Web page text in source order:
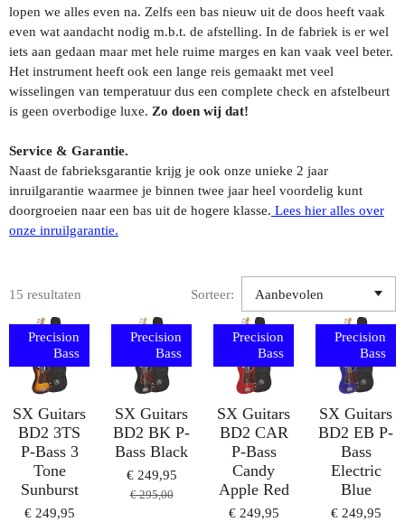
lopen we alles even na. Zelfs een bas nieuw uit de doos heeft vaak
even wat aandacht nodig m.b.t. de afstelling. In de fabriek is er wel
iets aan gedaan maar met hele ruime marges en kan vaak veel beter.
Het instrument heeft ook een lange reis gemaakt met veel
wisselingen van temperatuur dus een complete check en afstelbeurt
is geen overbodige luxe. Zo doen wij dat!
Service & Garantie.
Naast de fabrieksgarantie krijg je ook onze unieke 2 jaar
inruilgarantie waarmee je binnen twee jaar heel voordelig kunt
doorgroeien naar een bas uit de hogere klasse. Lees hier alles over
onze inruilgarantie.
15 resultaten Sorteer:
Precision
Bass
SX Guitars
BD2 3TS
P-Bass 3
Tone
Sunburst
€ 249,95
Precision
Bass
SX Guitars
BD2 BK P-
Bass Black
€ 249,95
€ 295,00
Precision
Bass
SX Guitars
BD2 CAR
P-Bass
Candy
Apple Red
€ 249,95
Precision
Bass
SX Guitars
BD2 EB P-
Bass
Electric
Blue
€ 249,95